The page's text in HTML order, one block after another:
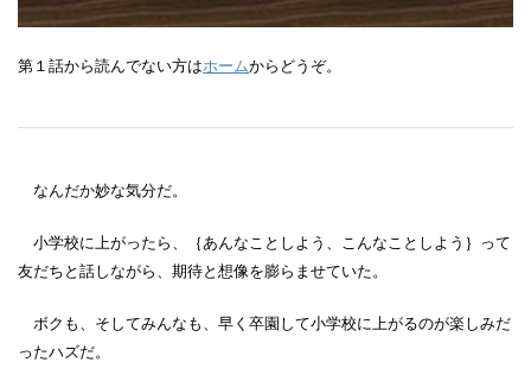
第１話から読んでない方はホームからどうぞ。
なんだか妙な気分だ。
小学校に上がったら、｛あんなことしよう、こんなことしよう｝って
友だちと話しながら、期待と想像を膨らませていた。
ボクも、そしてみんなも、早く卒園して小学校に上がるのが楽しみだ
ったハズだ。